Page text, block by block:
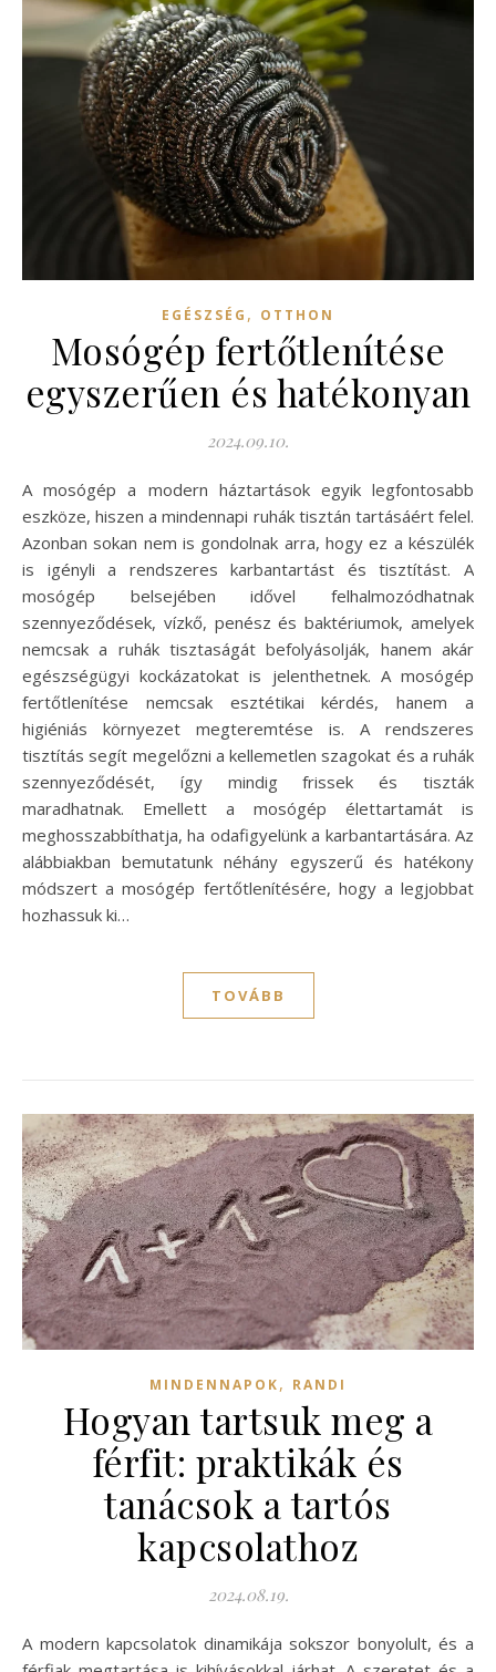
EGÉSZSÉG , OTTHON
Mosógép fertőtlenítése
egyszerűen és hatékonyan
2024.09.10.
A mosógép a modern háztartások egyik legfontosabb
eszköze, hiszen a mindennapi ruhák tisztán tartásáért felel.
Azonban sokan nem is gondolnak arra, hogy ez a készülék
is igényli a rendszeres karbantartást és tisztítást. A
mosógép belsejében idővel felhalmozódhatnak
szennyeződések, vízkő, penész és baktériumok, amelyek
nemcsak a ruhák tisztaságát befolyásolják, hanem akár
egészségügyi kockázatokat is jelenthetnek. A mosógép
fertőtlenítése nemcsak esztétikai kérdés, hanem a
higiéniás környezet megteremtése is. A rendszeres
tisztítás segít megelőzni a kellemetlen szagokat és a ruhák
szennyeződését, így mindig frissek és tiszták
maradhatnak. Emellett a mosógép élettartamát is
meghosszabbíthatja, ha odafigyelünk a karbantartására. Az
alábbiakban bemutatunk néhány egyszerű és hatékony
módszert a mosógép fertőtlenítésére, hogy a legjobbat
hozhassuk ki…
TOVÁBB
MINDENNAPOK, RANDI
Hogyan tartsuk meg a
férfit: praktikák és
tanácsok a tartós
kapcsolathoz
2024.08.19.
A modern kapcsolatok dinamikája sokszor bonyolult, és a